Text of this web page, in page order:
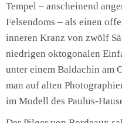
Tempel – anscheinend
Felsendoms – als einen
inneren Kranz von zwölf
niedrigen oktogonalen
unter einem Baldachin am
man auf alten
im Modell des Paulus-